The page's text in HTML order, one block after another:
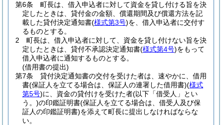
第6条
町長は、借入申込者に対して資金を貸し付ける旨を決
定したときは、貸付金の金額、償還期間及び償還方法を記
載した貸付決定通知書(様式第3号)を、借入申込者に交付す
るものとする。
2
町長は、借入申込者に対して、資金を貸し付けない旨を決
定したときは、貸付不承認決定通知書(様式第4号)をもって
借入申込者に通知するものとする。
(借用書の提出)
第7条
貸付決定通知書の交付を受けた者は、速やかに、借用
書(保証人を立てる場合は、保証人の連署した借用書)(様式
第5号)に、資金の貸付けを受けた者(以下「借受人」とい
う。)の印鑑証明書(保証人を立てる場合は、借受人及び保
証人の印鑑証明書)を添えて町長に提出しなければならな
い。